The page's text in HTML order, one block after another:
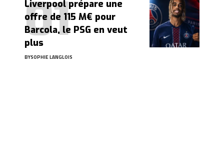
Liverpool prépare une
offre de 115 M€ pour
Barcola, le PSG en veut
plus
BYSOPHIE LANGLOIS